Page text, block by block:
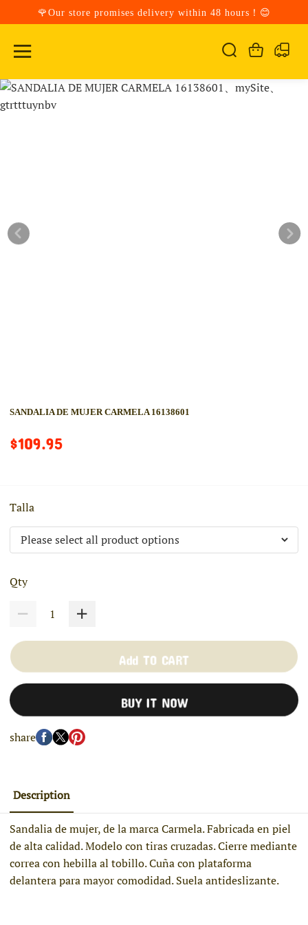
🌹Our store promises delivery within 48 hours！😊
SANDALIA DE MUJER CARMELA 16138601
$109.95
Talla
Qty
Add TO CART
BUY IT NOW
share
Description
Sandalia de mujer, de la marca Carmela. Fabricada en piel
de alta calidad. Modelo con tiras cruzadas. Cierre mediante
correa con hebilla al tobillo. Cuña con plataforma
delantera para mayor comodidad. Suela antideslizante.